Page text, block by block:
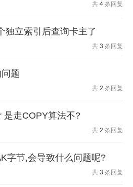
共 4 条回复
独立索引后查询卡主了
共 3 条回复
题
共 2 条回复
是走COPY算法不?
共 2 条回复
字节,会导致什么问题呢?
共 3 条回复